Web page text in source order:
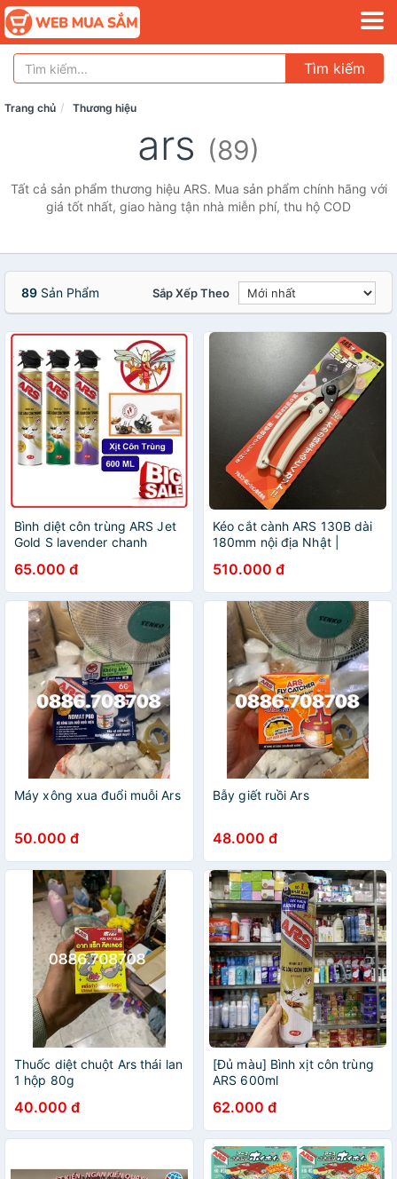
Tìm kiếm
Trang chủ Thương hiệu
ars (89)
Tất cả sản phẩm thương hiệu ARS. Mua sản phẩm chính hãng với
giá tốt nhất, giao hàng tận nhà miễn phí, thu hộ COD
89 Sản Phẩm Sắp Xếp Theo
Bình diệt côn trùng ARS Jet
Gold S lavender chanh
65.000 đ
Kéo cắt cành ARS 130B dài
180mm nội địa Nhật |
510.000 đ
Máy xông xua đuổi muỗi Ars
50.000 đ
Bẫy giết ruồi Ars
48.000 đ
Thuốc diệt chuột Ars thái lan
1 hộp 80g
40.000 đ
[Đủ màu] Bình xịt côn trùng
ARS 600ml
62.000 đ